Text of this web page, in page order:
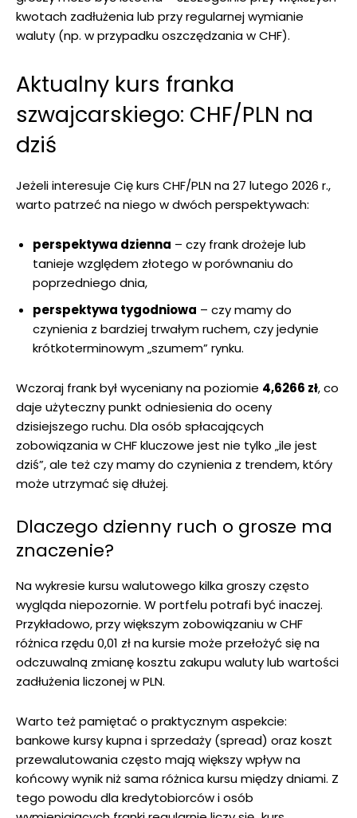
kwotach zadłużenia lub przy regularnej wymianie
waluty (np. w przypadku oszczędzania w CHF).
Aktualny kurs franka
szwajcarskiego: CHF/PLN na
dziś
Jeżeli interesuje Cię kurs CHF/PLN na 27 lutego 2026 r.,
warto patrzeć na niego w dwóch perspektywach:
perspektywa dzienna – czy frank drożeje lub
tanieje względem złotego w porównaniu do
poprzedniego dnia,
perspektywa tygodniowa – czy mamy do
czynienia z bardziej trwałym ruchem, czy jedynie
krótkoterminowym „szumem” rynku.
Wczoraj frank był wyceniany na poziomie 4,6266 zł, co
daje użyteczny punkt odniesienia do oceny
dzisiejszego ruchu. Dla osób spłacających
zobowiązania w CHF kluczowe jest nie tylko „ile jest
dziś”, ale też czy mamy do czynienia z trendem, który
może utrzymać się dłużej.
Dlaczego dzienny ruch o grosze ma
znaczenie?
Na wykresie kursu walutowego kilka groszy często
wygląda niepozornie. W portfelu potrafi być inaczej.
Przykładowo, przy większym zobowiązaniu w CHF
różnica rzędu 0,01 zł na kursie może przełożyć się na
odczuwalną zmianę kosztu zakupu waluty lub wartości
zadłużenia liczonej w PLN.
Warto też pamiętać o praktycznym aspekcie:
bankowe kursy kupna i sprzedaży (spread) oraz koszt
przewalutowania często mają większy wpływ na
końcowy wynik niż sama różnica kursu między dniami. Z
tego powodu dla kredytobiorców i osób